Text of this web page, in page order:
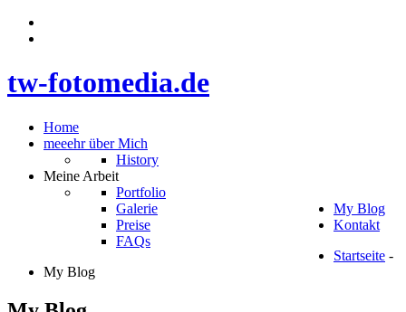
tw-fotomedia.de
Home
meeehr über Mich
History
Meine Arbeit
Portfolio
Galerie
Preise
FAQs
My Blog
Kontakt
Startseite -
My Blog